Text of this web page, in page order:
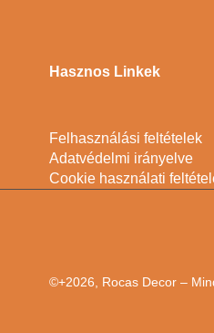
Hasznos Linkek
Felhasználási feltételek
Adatvédelmi irányelve
Cookie használati
©+2026, Rocas Decor –